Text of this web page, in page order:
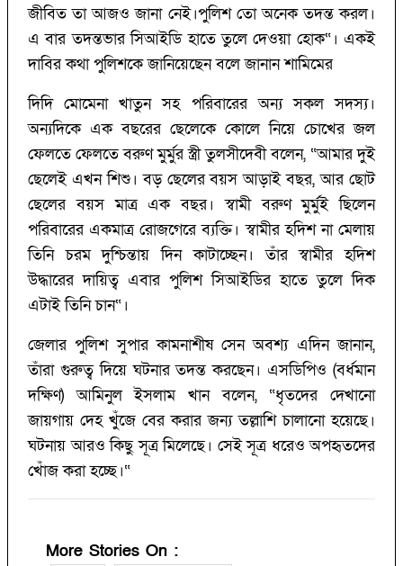
জীবিত তা আজও জানা নেই।পুলিশ তো অনেক তদন্ত করল।
এ বার তদন্তভার সিআইডি হাতে তুলে দেওয়া হোক“। একই
দাবির কথা পুলিশকে জানিয়েছেন বলে জানান শামিমের
দিদি মোমেনা খাতুন সহ পরিবারের অন্য সকল সদস্য।
অন্যদিকে এক বছরের ছেলেকে কোলে নিয়ে চোখের জল
ফেলতে ফেলতে বরুণ মুর্মুর স্ত্রী তুলসীদেবী বলেন, “আমার দুই
ছেলেই এখন শিশু। বড় ছেলের বয়স আড়াই বছর, আর ছোট
ছেলের বয়স মাত্র এক বছর। স্বামী বরুণ মুর্মুই ছিলেন
পরিবারের একমাত্র রোজগেরে ব্যক্তি। স্বামীর হদিশ না মেলায়
তিনি চরম দুশ্চিন্তায় দিন কাটাচ্ছেন। তাঁর স্বামীর হদিশ
উদ্ধারের দায়িত্ব এবার পুলিশ সিআইডির হাতে তুলে দিক
এটাই তিনি চান“।
জেলার পুলিশ সুপার কামনাশীষ সেন অবশ্য এদিন জানান,
তাঁরা গুরুত্ব দিয়ে ঘটনার তদন্ত করছেন। এসডিপিও (বর্ধমান
দক্ষিণ) আমিনুল ইসলাম খান বলেন, “ধৃতদের দেখানো
জায়গায় দেহ খুঁজে বের করার জন্য তল্লাশি চালানো হয়েছে।
ঘটনায় আরও কিছু সূত্র মিলেছে। সেই সূত্র ধরেও অপহৃতদের
খোঁজ করা হচ্ছে।“
More Stories On :